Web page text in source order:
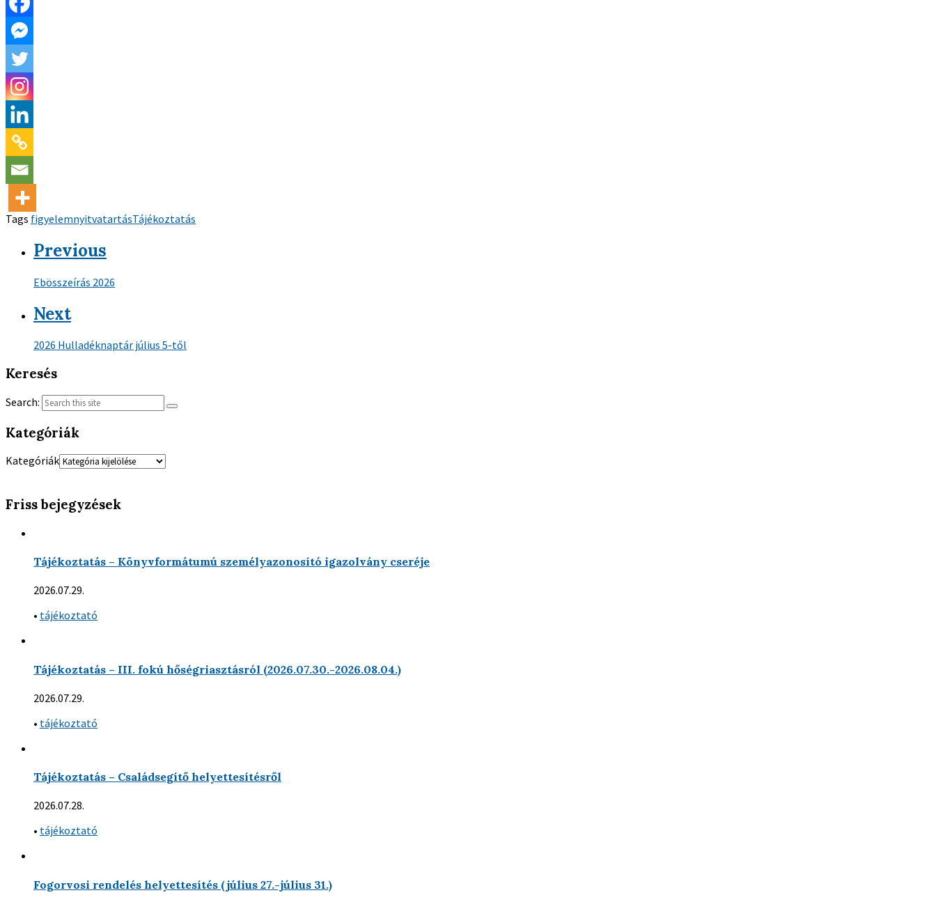
Tags figyelemnyitvatartásTájékoztatás
Previous
Ebösszeírás 2026
Next
2026 Hulladéknaptár július 5-től
Keresés
Search:
Kategóriák
Kategóriák
Friss bejegyzések
Tájékoztatás – Könyvformátumú személyazonosító igazolvány cseréje
2026.07.29.
• tájékoztató
Tájékoztatás – III. fokú hőségriasztásról (2026.07.30.-2026.08.04.)
2026.07.29.
• tájékoztató
Tájékoztatás – Családsegítő helyettesítésről
2026.07.28.
• tájékoztató
Fogorvosi rendelés helyettesítés (július 27.-július 31.)